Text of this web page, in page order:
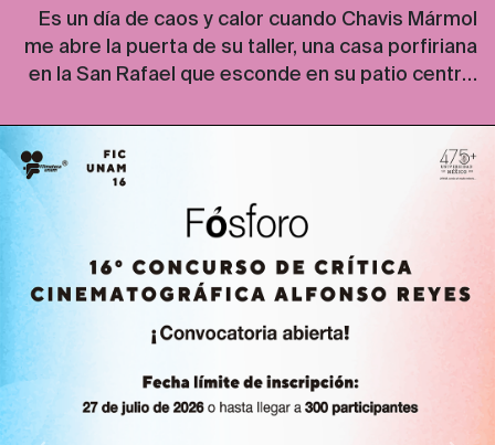
Es un día de caos y calor cuando Chavis Mármol
me abre la puerta de su taller, una casa porfiriana
en la San Rafael que esconde en su patio central
gatos, flores y dulces. Las paredes de la casa
están peladas como piel de reptil, dejan ver, uno
[…]